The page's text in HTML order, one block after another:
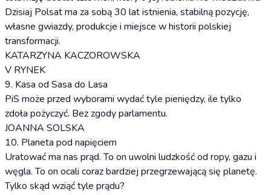
Dzisiaj Polsat ma za sobą 30 lat istnienia, stabilną pozycję,
własne gwiazdy, produkcje i miejsce w historii polskiej
transformacji.
KATARZYNA KACZOROWSKA
V RYNEK
9. Kasa od Sasa do Lasa
PiS może przed wyborami wydać tyle pieniędzy, ile tylko
zdoła pożyczyć. Bez zgody parlamentu.
JOANNA SOLSKA
10. Planeta pod napięciem
Uratować ma nas prąd. To on uwolni ludzkość od ropy, gazu i
węgla. To on ocali coraz bardziej przegrzewającą się planetę.
Tylko skąd wziąć tyle prądu?